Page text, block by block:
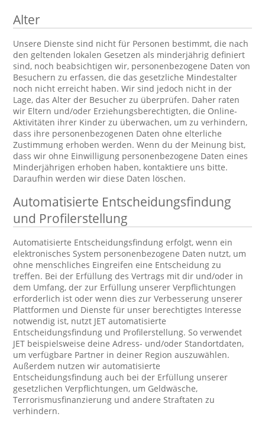
Alter
Unsere Dienste sind nicht für Personen bestimmt, die nach
den geltenden lokalen Gesetzen als minderjährig definiert
sind, noch beabsichtigen wir, personenbezogene Daten von
Besuchern zu erfassen, die das gesetzliche Mindestalter
noch nicht erreicht haben. Wir sind jedoch nicht in der
Lage, das Alter der Besucher zu überprüfen. Daher raten
wir Eltern und/oder Erziehungsberechtigten, die Online-
Aktivitäten ihrer Kinder zu überwachen, um zu verhindern,
dass ihre personenbezogenen Daten ohne elterliche
Zustimmung erhoben werden. Wenn du der Meinung bist,
dass wir ohne Einwilligung personenbezogene Daten eines
Minderjährigen erhoben haben, kontaktiere uns bitte.
Daraufhin werden wir diese Daten löschen.
Automatisierte Entscheidungsfindung
und Profilerstellung
Automatisierte Entscheidungsfindung erfolgt, wenn ein
elektronisches System personenbezogene Daten nutzt, um
ohne menschliches Eingreifen eine Entscheidung zu
treffen. Bei der Erfüllung des Vertrags mit dir und/oder in
dem Umfang, der zur Erfüllung unserer Verpflichtungen
erforderlich ist oder wenn dies zur Verbesserung unserer
Plattformen und Dienste für unser berechtigtes Interesse
notwendig ist, nutzt JET automatisierte
Entscheidungsfindung und Profilerstellung. So verwendet
JET beispielsweise deine Adress- und/oder Standortdaten,
um verfügbare Partner in deiner Region auszuwählen.
Außerdem nutzen wir automatisierte
Entscheidungsfindung auch bei der Erfüllung unserer
gesetzlichen Verpflichtungen, um Geldwäsche,
Terrorismusfinanzierung und andere Straftaten zu
verhindern.